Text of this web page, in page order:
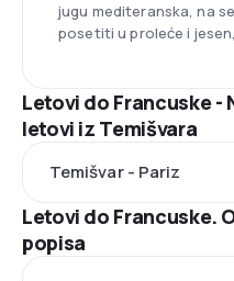
jugu mediteranska, na
posetiti u proleće i
Letovi do Francuske -
letovi iz Temišvara
Temišvar - Pariz
Letovi do Francuske.
popisa